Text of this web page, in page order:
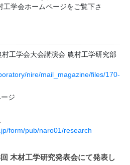
工学会ホームページをご覧下さ
工学会大会講演会 農村工学研究部
nire/mail_magazine/files/170-
ジ
form/pub/naro01/research
木材工学研究発表会にて発表し